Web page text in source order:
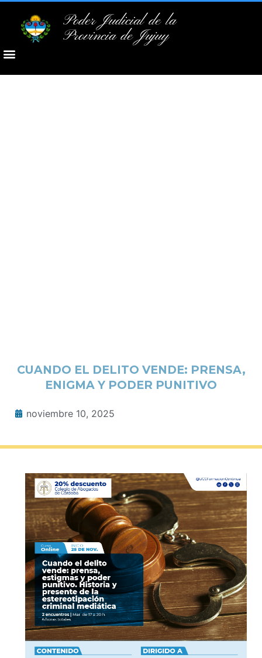
Poder Judicial de la
Provincia de Jujuy
CUANDO EL DELITO VENDE: PRENSA,
ENIGMA Y PODER PUNITIVO
noviembre 10, 2025